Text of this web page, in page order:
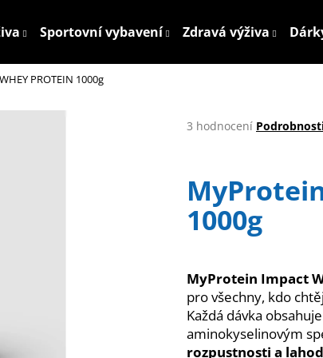
Sportovní vybavení Zdravá výživa
PROTEIN 1000g
Průměrné
5,0
z
5
hvězdiček.
3 hodnocení
MyProtein
1000g
MyProtein Impact
pro všechny, kdo
Každá dávka obsahuje
aminokyselinovým
rozpustnosti a
Co potřebujete najít?